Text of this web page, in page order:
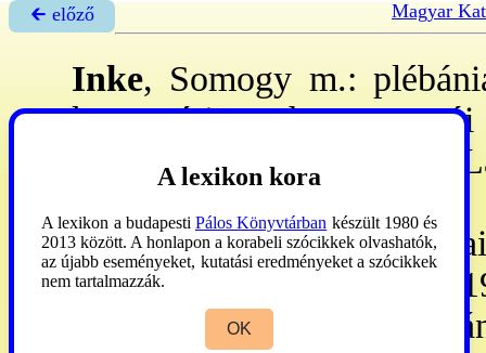
🡰 előző Magyar
Inke, Somogy m.:
kaposvári egyhm.
ismeretlen tit-ra
840 és 105 kg-os
harangtorony harangját
öntötte. -Plébánosai
:
A lexikon kora
A lexikon a budapesti Pálos Könyvtárban készült 1980 és
2013 között. A honlapon a korabeli szócikkek olvashatók,
az újabb eseményeket, kutatási eredményeket a szócikkek
nem tartalmazzák.
OK